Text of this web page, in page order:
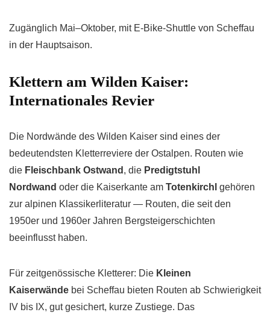
Zugänglich Mai–Oktober, mit E-Bike-Shuttle von Scheffau
in der Hauptsaison.
Klettern am Wilden Kaiser:
Internationales Revier
Die Nordwände des Wilden Kaiser sind eines der
bedeutendsten Kletterreviere der Ostalpen. Routen wie
die Fleischbank Ostwand , die Predigtstuhl
Nordwand oder die Kaiserkante am Totenkirchl gehören
zur alpinen Klassikerliteratur — Routen, die seit den
1950er und 1960er Jahren Bergsteigerschichten
beeinflusst haben.
Für zeitgenössische Kletterer: Die Kleinen
Kaiserwände bei Scheffau bieten Routen ab Schwierigkeit
IV bis IX, gut gesichert, kurze Zustiege. Das